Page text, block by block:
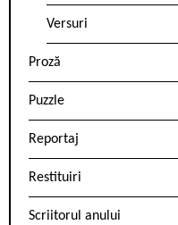
Versuri
Proză
Puzzle
Reportaj
Restituiri
Scriitorul anului